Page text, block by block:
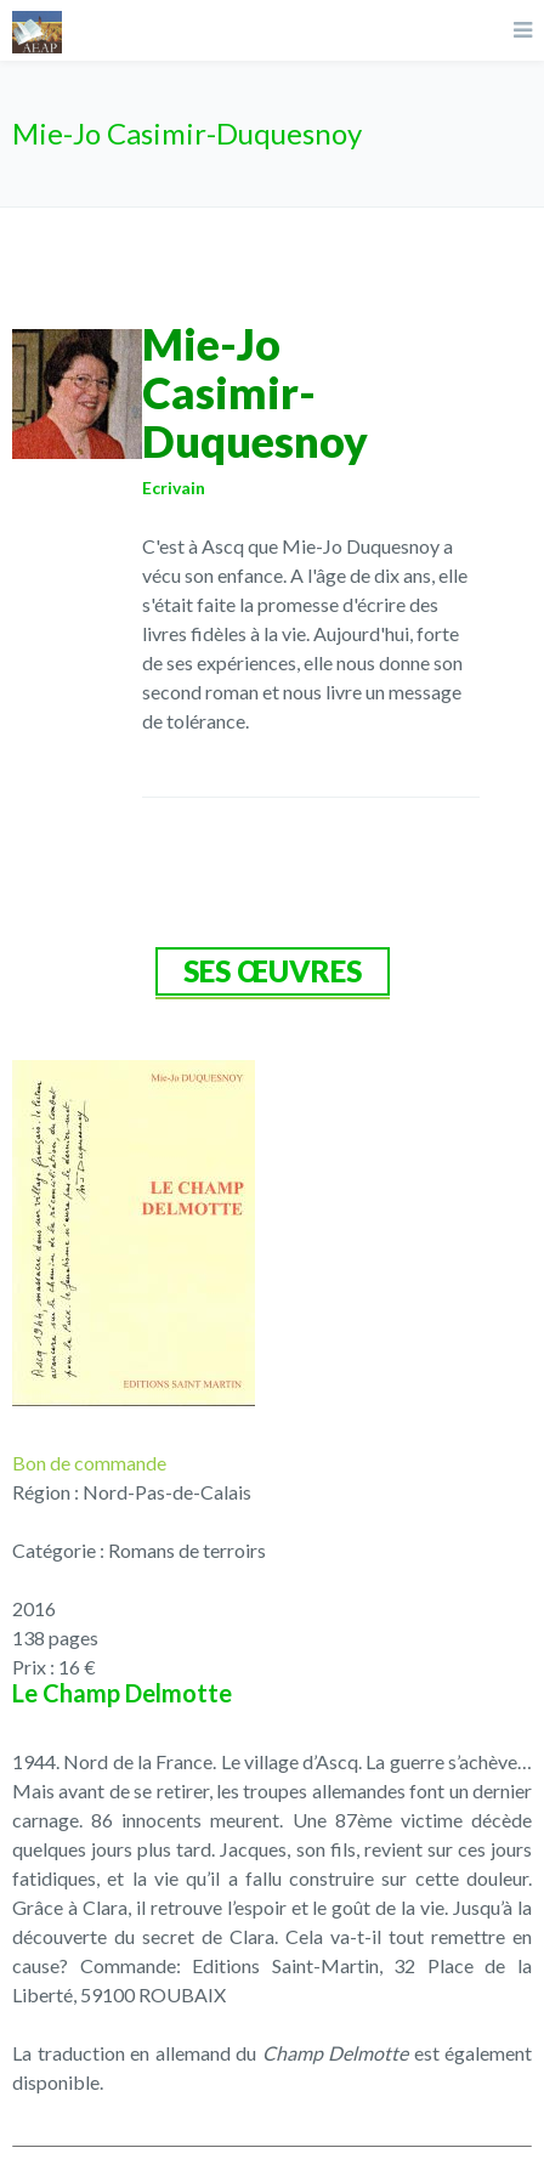
Mie-Jo Casimir-Duquesnoy
Mie-Jo
Casimir-
Duquesnoy
Ecrivain
C'est à Ascq que Mie-Jo Duquesnoy a
vécu son enfance. A l'âge de dix ans, elle
s'était faite la promesse d'écrire des
livres fidèles à la vie. Aujourd'hui, forte
de ses expériences, elle nous donne son
second roman et nous livre un message
de tolérance.
SES ŒUVRES
Bon de commande
Région : Nord-Pas-de-Calais
Catégorie : Romans de terroirs
2016
138 pages
Prix : 16 €
Le Champ Delmotte
1944. Nord de la France. Le village d’Ascq. La guerre s’achève…
Mais avant de se retirer, les troupes allemandes font un dernier
carnage. 86 innocents meurent. Une 87ème victime décède
quelques jours plus tard. Jacques, son fils, revient sur ces jours
fatidiques, et la vie qu’il a fallu construire sur cette douleur.
Grâce à Clara, il retrouve l’espoir et le goût de la vie. Jusqu’à la
découverte du secret de Clara. Cela va-t-il tout remettre en
cause? Commande: Editions Saint-Martin, 32 Place de la
Liberté, 59100 ROUBAIX
La traduction en allemand du Champ Delmotte est également
disponible.